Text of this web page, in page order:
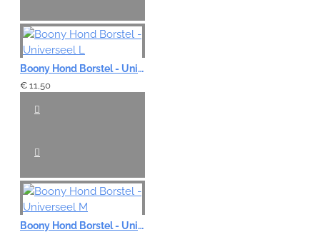
Boony Hond Borstel - Universeel L
€ 11,50
Boony Hond Borstel - Universeel M